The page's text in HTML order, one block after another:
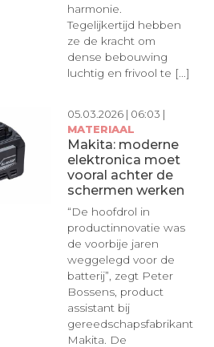
harmonie.
Tegelijkertijd hebben
ze de kracht om
dense bebouwing
luchtig en frivool te [...]
05.03.2026 | 06:03 |
MATERIAAL
Makita: moderne
elektronica moet
vooral achter de
schermen werken
“De hoofdrol in
productinnovatie was
de voorbije jaren
weggelegd voor de
batterij”, zegt Peter
Bossens, product
assistant bij
gereedschapsfabrikant
Makita. De